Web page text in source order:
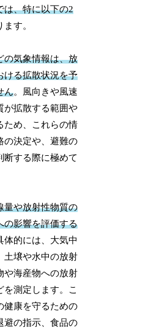
は、特に以下の2
ます。
の気象情報は、放
ける拡散状況を予
ん。風向きや風速
が拡散する範囲や
ため、これらの情
の決定や、避難の
断する際に極めて
量や放射性物質の
の影響を評価する
体的には、大気中
土壌や水中の放射
や海産物への放射
測定します。こ
健康を守るための
避の指示、食品の